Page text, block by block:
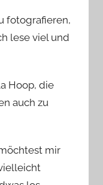
fotografieren,
lese viel und
Hoop, die
auch zu
mir